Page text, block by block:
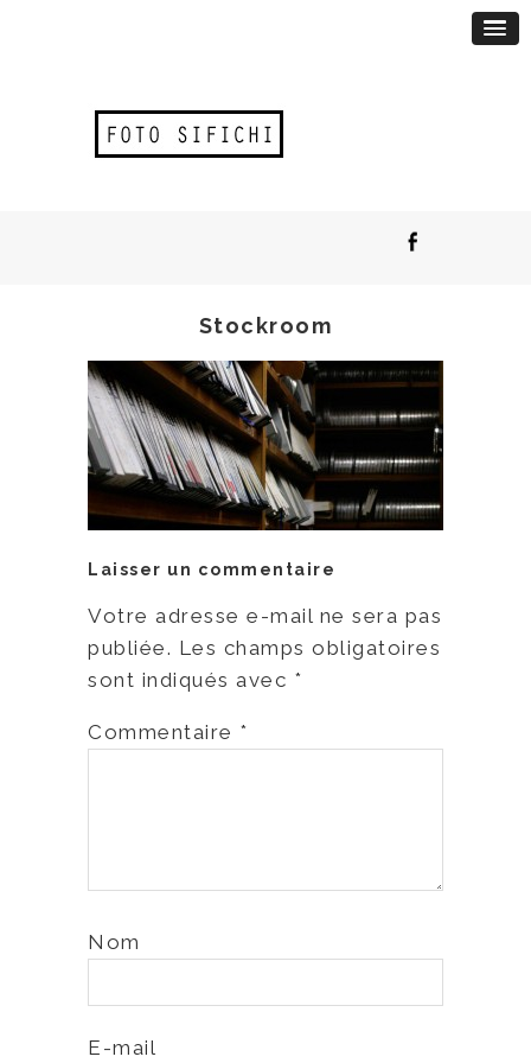
Stockroom
Laisser un commentaire
Votre adresse e-mail ne sera pas
publiée. Les champs obligatoires
sont indiqués avec *
Commentaire *
Nom
E-mail